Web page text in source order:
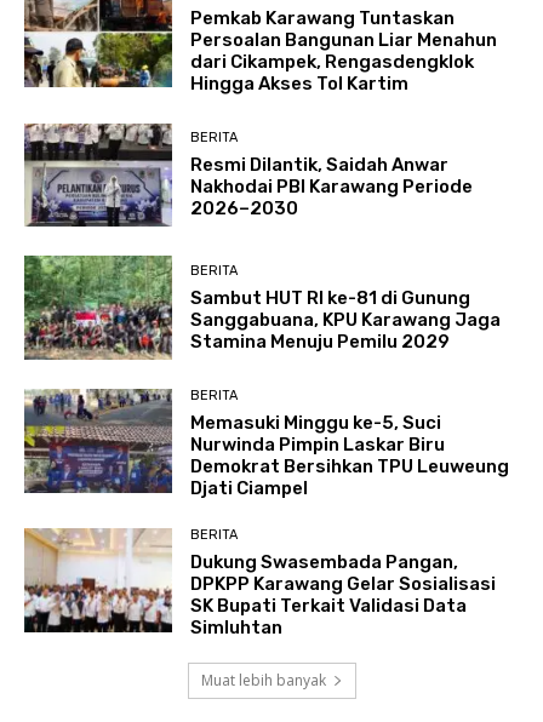
Pemkab Karawang Tuntaskan
Persoalan Bangunan Liar Menahun
dari Cikampek, Rengasdengklok
Hingga Akses Tol Kartim
BERITA
Resmi Dilantik, Saidah Anwar
Nakhodai PBI Karawang Periode
2026–2030
BERITA
Sambut HUT RI ke-81 di Gunung
Sanggabuana, KPU Karawang Jaga
Stamina Menuju Pemilu 2029
BERITA
Memasuki Minggu ke-5, Suci
Nurwinda Pimpin Laskar Biru
Demokrat Bersihkan TPU Leuweung
Djati Ciampel
BERITA
Dukung Swasembada Pangan,
DPKPP Karawang Gelar Sosialisasi
SK Bupati Terkait Validasi Data
Simluhtan
Muat lebih banyak